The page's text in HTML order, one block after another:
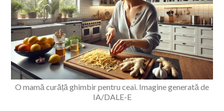
O mamă curăță ghimbir pentru ceai. Imagine generată de
IA/DALE-E